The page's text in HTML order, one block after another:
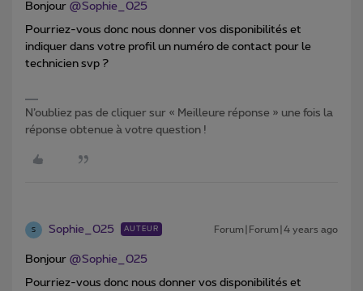
Bonjour @Sophie_025
Pourriez-vous donc nous donner vos disponibilités et
indiquer dans votre profil un numéro de contact pour le
technicien svp ?
N’oubliez pas de cliquer sur « Meilleure réponse » une fois la
réponse obtenue à votre question !
S Sophie_025 AUTEUR Forum|Forum|4 years ago
Bonjour @Sophie_025
Pourriez-vous donc nous donner vos disponibilités et